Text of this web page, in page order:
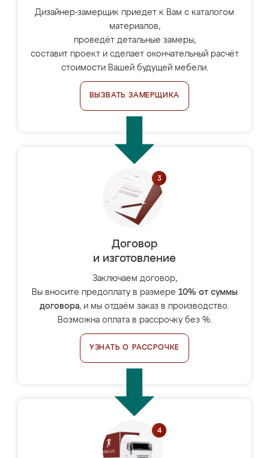
Дизайнер-замерщик приедет к Вам с каталогом
материалов,
проведёт детальные замеры,
составит проект и сделает окончательный расчёт
стоимости Вашей будущей мебели.
ВЫЗВАТЬ ЗАМЕРЩИКА
Договор
и изготовление
Заключаем договор,
Вы вносите предоплату в размере 10% от суммы
договора, и мы отдаём заказ в производство.
Возможна оплата в рассрочку без %.
УЗНАТЬ О РАССРОЧКЕ